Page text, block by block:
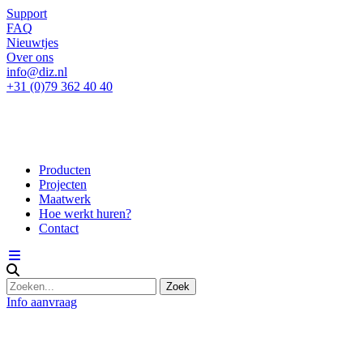
Support
FAQ
Nieuwtjes
Over ons
info@diz.nl
+31 (0)79 362 40 40
Producten
Projecten
Maatwerk
Hoe werkt huren?
Contact
Info aanvraag